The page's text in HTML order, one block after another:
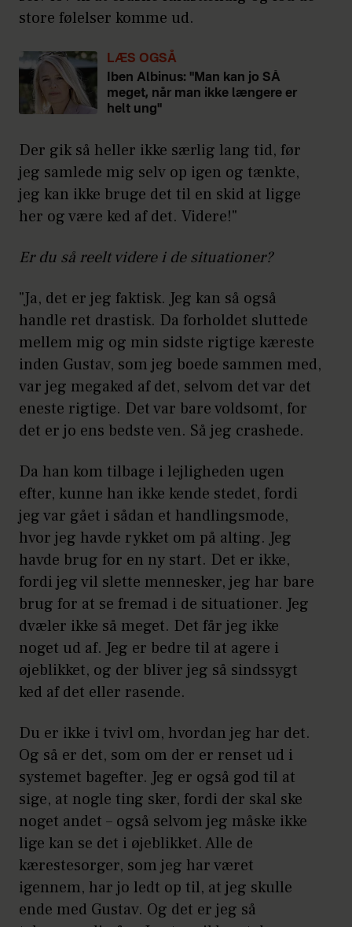
store følelser komme ud.
LÆS OGSÅ
Iben Albinus: "Man kan jo SÅ
meget, når man ikke længere er
helt ung"
Der gik så heller ikke særlig lang tid, før
jeg samlede mig selv op igen og tænkte,
jeg kan ikke bruge det til en skid at ligge
her og være ked af det. Videre!"
Er du så reelt videre i de situationer?
"Ja, det er jeg faktisk. Jeg kan så også
handle ret drastisk. Da forholdet sluttede
mellem mig og min sidste rigtige kæreste
inden Gustav, som jeg boede sammen med,
var jeg megaked af det, selvom det var det
eneste rigtige. Det var bare voldsomt, for
det er jo ens bedste ven. Så jeg crashede.
Da han kom tilbage i lejligheden ugen
efter, kunne han ikke kende stedet, fordi
jeg var gået i sådan et handlingsmode,
hvor jeg havde rykket om på alting. Jeg
havde brug for en ny start. Det er ikke,
fordi jeg vil slette mennesker, jeg har bare
brug for at se fremad i de situationer. Jeg
dvæler ikke så meget. Det får jeg ikke
noget ud af. Jeg er bedre til at agere i
øjeblikket, og der bliver jeg så sindssygt
ked af det eller rasende.
Du er ikke i tvivl om, hvordan jeg har det.
Og så er det, som om der er renset ud i
systemet bagefter. Jeg er også god til at
sige, at nogle ting sker, fordi der skal ske
noget andet – også selvom jeg måske ikke
lige kan se det i øjeblikket. Alle de
kærestesorger, som jeg har været
igennem, har jo ledt op til, at jeg skulle
ende med Gustav. Og det er jeg så